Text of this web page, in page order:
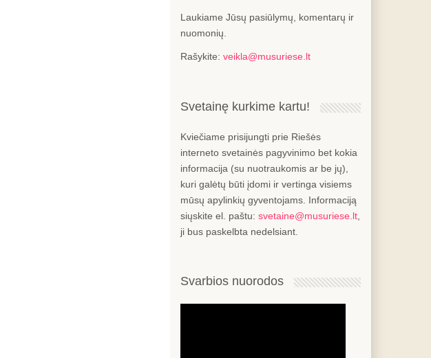
Laukiame Jūsų pasiūlymų, komentarų ir
nuomonių.
Rašykite: veikla@musuriese.lt
Svetainę kurkime kartu!
Kviečiame prisijungti prie Riešės
interneto svetainės pagyvinimo bet kokia
informacija (su nuotraukomis ar be jų),
kuri galėtų būti įdomi ir vertinga visiems
mūsų apylinkių gyventojams. Informaciją
siųskite el. paštu: svetaine@musuriese.lt,
ji bus paskelbta nedelsiant.
Svarbios nuorodos